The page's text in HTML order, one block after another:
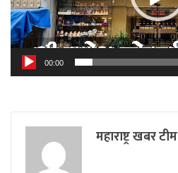
00:00
महाराष्ट्र खबर टीम